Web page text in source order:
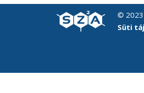
© 2023
Süti